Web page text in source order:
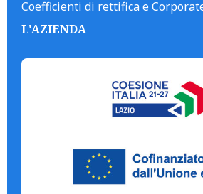
Coefficienti di rettifica e
L'AZIENDA